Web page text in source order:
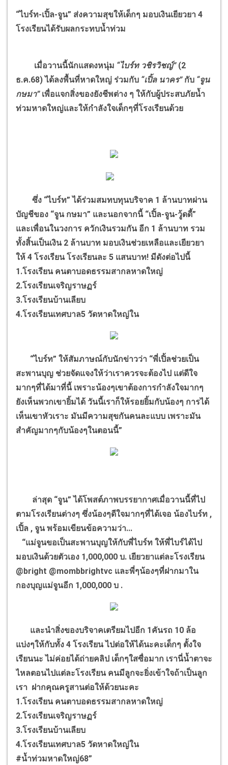
“ไบร์ท-เปิ้ล-จูน” ส่งความสุขให้เด็กๆ มอบเงินเยียวยา 4
โรงเรียนได้รับผลกระทบน้ำท่วม
เมื่อวานนี้นักแสดงหนุ่ม “ไบร์ท วชิรวิชญ์” (2
ธ.ค.68) ได้ลงพื้นที่หาดใหญ่ ร่วมกับ “เปิ้ล นาคร” กับ “จูน
กษมา”เพื่อแจกสิ่งของยังชีพต่าง ๆ ให้กับผู้ประสบภัยน้ำ
ท่วมหาดใหญ่และให้กำลังใจเด็กๆที่โรงเรียนด้วย
ซึ่ง “ไบร์ท” ได้ร่วมสมทบทุนบริจาค 1 ล้านบาทผ่าน
บัญชีของ “จูน กษมา” และนอกจากนี้ “เปิ้ล-จูน-วู้ดดี้”
และเพื่อนในวงการ ควักเงินรวมกัน อีก 1 ล้านบาท รวม
ทั้งสิ้นเป็นเงิน 2 ล้านบาท มอบเงินช่วยเหลือและเยียวยา
ให้ 4 โรงเรียน โรงเรียนละ 5 แสนบาท! มีดังต่อไปนี้
1.โรงเรียน คนตาบอดธรรมสากลหาดใหญ่
2.โรงเรียนเจริญราษฏร์
3.โรงเรียนบ้านเลียบ
4.โรงเรียนเทศบาล5 วัดหาดใหญ่ใน
“ไบร์ท” ให้สัมภาษณ์กับนักข่าวว่า “พี่เปิ้ลช่วยเป็น
สะพานบุญ ช่วยจัดแจงให้ว่าเราควรจะต้องไป แต่ดีใจ
มากๆที่ได้มาที่นี้ เพราะน้องๆเขาต้องการกำลังใจมากๆ
ยังเห็นพวกเขายิ้มได้ วันนี้เราก็ให้รอยยิ้มกับน้องๆ การได้
เห็นเขาหัวเราะ มันมีความสุขกันคนละแบบ เพราะมัน
สำคัญมากๆกับน้องๆในตอนนี้”
ล่าสุด “จูน” ได้โพสต์ภาพบรรยากาศเมื่อวานนี้ที่ไป
ตามโรงเรียนต่างๆ ซึ่งน้องๆดีใจมากๆที่ได้เจอ น้องไบร์ท ,
เปิ้ล , จูน พร้อมเขียนข้อความว่า...
“แม่จูนขอเป็นสะพานบุญให้กับพี่ไบร์ท ให้พี่ไบร์ได้ไป
มอบเงินด้วยตัวเอง 1,000,000 บ. เยียวยาแต่ละโรงเรียน
@bright @mombbrightvc และพี่ๆน้องๆที่ฝากมาใน
กองบุญแม่จูนอีก 1,000,000 บ .
และนำสิ่งของบริจาคเตรียมไปอีก 1คันรถ 10 ล้อ
แบ่งๆให้กับทั้ง 4 โรงเรียน ไปต่อให้ได้นะคะเด็กๆ ตั้งใจ
เรียนนะ ไม่ค่อยได้ถ่ายคลิป เด็กๆใสซื่อมาก เรานี่น้ำตาจะ
ไหลตอนไปแต่ละโรงเรียน คนมีลูกจะยิ่งเข้าใจถ้าเป็นลูก
เรา ฝากคุณครูสานต่อให้ด้วยนะคะ
1.โรงเรียน คนตาบอดธรรมสากลหาดใหญ่
2.โรงเรียนเจริญราษฏร์
3.โรงเรียนบ้านเลียบ
4.โรงเรียนเทศบาล5 วัดหาดใหญ่ใน
#น้ำท่วมหาดใหญ่68”